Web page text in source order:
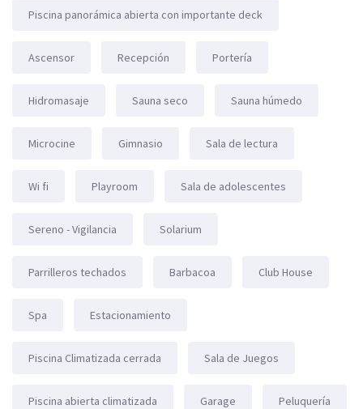
Piscina panorámica abierta con importante deck
Ascensor Recepción Portería
Hidromasaje Sauna seco Sauna húmedo
Microcine Gimnasio Sala de lectura
Wi fi Playroom Sala de adolescentes
Sereno - Vigilancia Solarium
Parrilleros techados Barbacoa Club House
Spa Estacionamiento
Piscina Climatizada cerrada Sala de Juegos
Piscina abierta climatizada Garage Peluquería